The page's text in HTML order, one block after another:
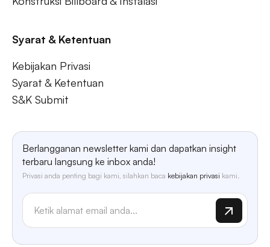
Syarat & Ketentuan
Kebijakan Privasi
Syarat & Ketentuan
S&K Submit
Berlangganan newsletter kami dan dapatkan insight
terbaru langsung ke inbox anda!
Privasi anda penting bagi kami, silahkan baca kebijakan privasi kami.